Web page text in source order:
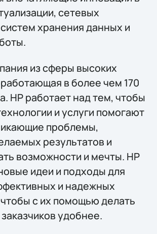
сетевых
хранения данных и
из сферы высоких
в более чем 170
HP работает над тем, чтобы
и услуги помогают
проблемы,
результатов и
возможности и мечты. HP
идеи и подходы для
и надeжных
с их помощью делать
удобнее.